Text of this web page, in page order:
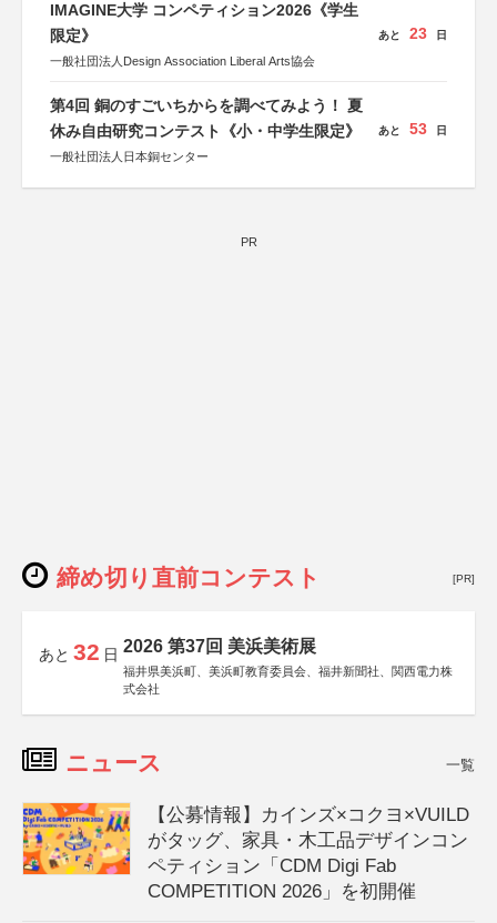
IMAGINE大学 コンペティション2026《学生
限定》
一般社団法人Design Association Liberal Arts協会
あと 23 日
第4回 銅のすごいちからを調べてみよう！ 夏
休み自由研究コンテスト《小・中学生限定》
一般社団法人日本銅センター
あと 53 日
PR
締め切り直前コンテスト [PR]
あと 32 日 2026 第37回 美浜美術展
福井県美浜町、美浜町教育委員会、福井新聞社、関西電力株
式会社
ニュース 一覧
【公募情報】カインズ×コクヨ×VUILD
がタッグ、家具・木工品デザインコン
ペティション「CDM Digi Fab
COMPETITION 2026」を初開催